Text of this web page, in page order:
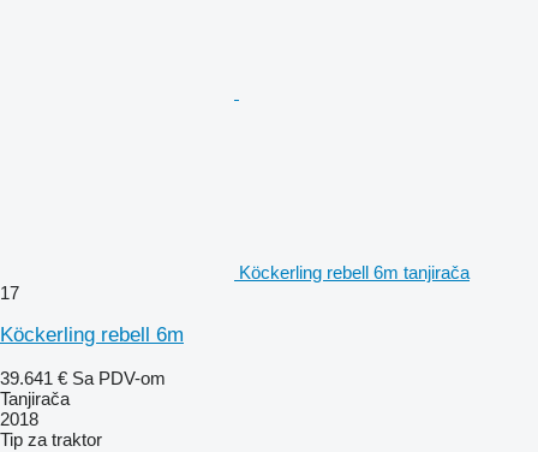
Köckerling rebell 6m tanjirača
17
Köckerling rebell 6m
39.641 € Sa PDV-om
Tanjirača
2018
Tip za traktor